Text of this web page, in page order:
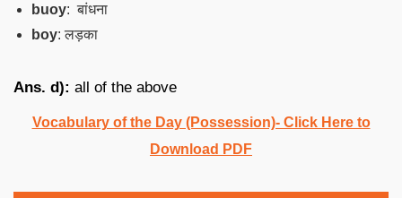
buoy: बांधना
boy: लड़का
Ans. d): all of the above
Vocabulary of the Day (Possession)- Click Here to
Download PDF